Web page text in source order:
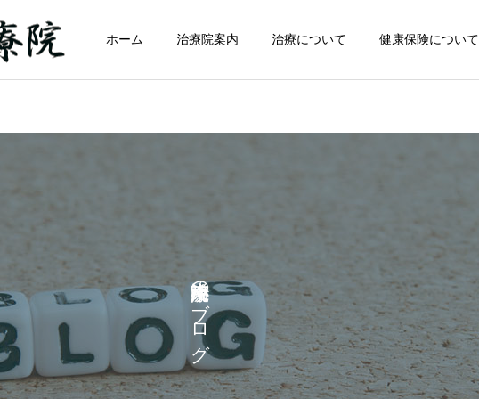
ホーム 治療院案内 治療について 健康保険について
小南東洋治療院のブログ